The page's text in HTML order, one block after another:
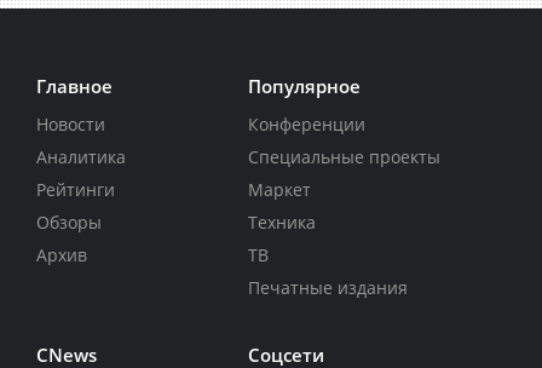
Главное
Новости
Аналитика
Рейтинги
Обзоры
Архив
Популярное
Конференции
Специальные проекты
Маркет
Техника
ТВ
Печатные издания
CNews Соцсети